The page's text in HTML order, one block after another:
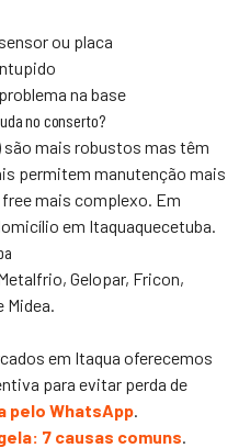
sensor ou placa
na base
no conserto?
mais robustos mas têm
permitem manutenção mais
mais complexo. Em
em Itaquaquecetuba.
Gelopar, Fricon,
Midea.
em Itaqua oferecemos
para evitar perda de
pelo WhatsApp.
7 causas comuns.